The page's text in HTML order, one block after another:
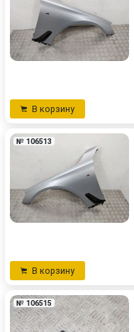
В корзину
№ 106513
В корзину
№ 106515